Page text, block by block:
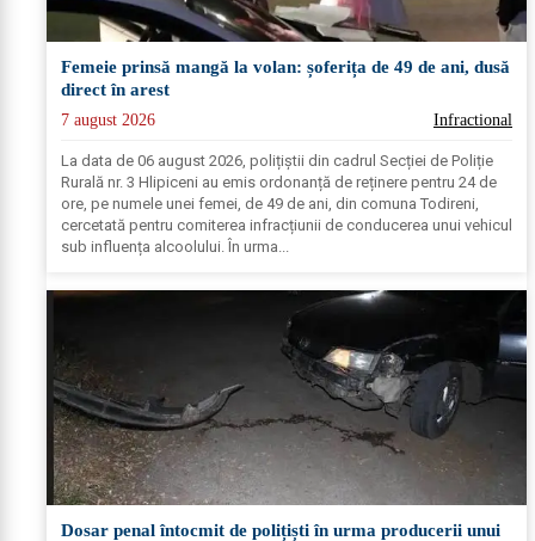
Femeie prinsă mangă la volan: șoferița de 49 de ani, dusă
direct în arest
7 august 2026 Infractional
La data de 06 august 2026, polițiștii din cadrul Secției de Poliție
Rurală nr. 3 Hlipiceni au emis ordonanță de reținere pentru 24 de
ore, pe numele unei femei, de 49 de ani, din comuna Todireni,
cercetată pentru comiterea infracțiunii de conducerea unui vehicul
sub influența alcoolului. În urma...
Dosar penal întocmit de polițiști în urma producerii unui